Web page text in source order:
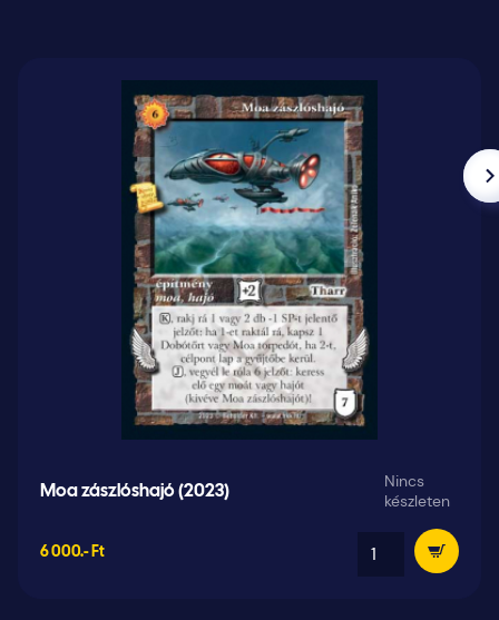
Moa zászlóshajó (2023)
Nincs
készleten
6 000.- Ft